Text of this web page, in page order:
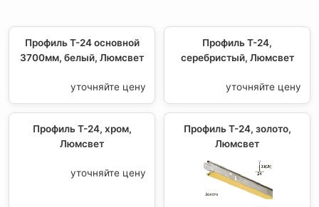
Профиль T-24 основной
3700мм, белый, Люмсвет
уточняйте цену
Профиль T-24,
серебристый, Люмсвет
уточняйте цену
Профиль T-24, хром,
Люмсвет
уточняйте цену
Профиль T-24, золото,
Люмсвет